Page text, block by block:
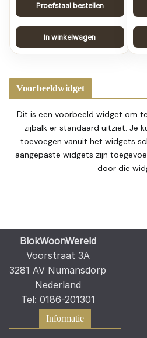
Proefstaal bestellen
In winkelwagen
Voorbeeldwidget
Dit is een voorbeeld widget om
zijbalk er standaard uitziet. Je
toevoegen vanuit het widgets
aangepaste widgets zijn
door die
BlokWoonWereld
Voorstraat 3A
3281 AV Numansdorp
Nederland
Tel: 0186-201301
Informatie